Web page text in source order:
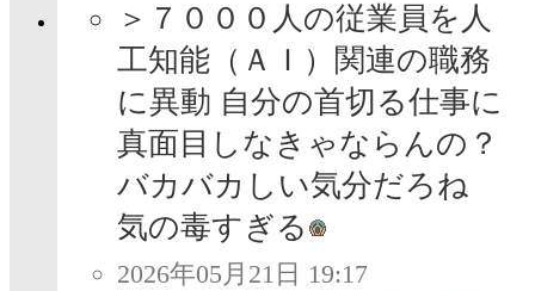
＞７０００人の従業員を人
工知能（ＡＩ）関連の職務
に異動 自分の首切る仕事に
真面目しなきゃならんの？
バカバカしい気分だろね
気の毒すぎる
2026年05月21日 19:17